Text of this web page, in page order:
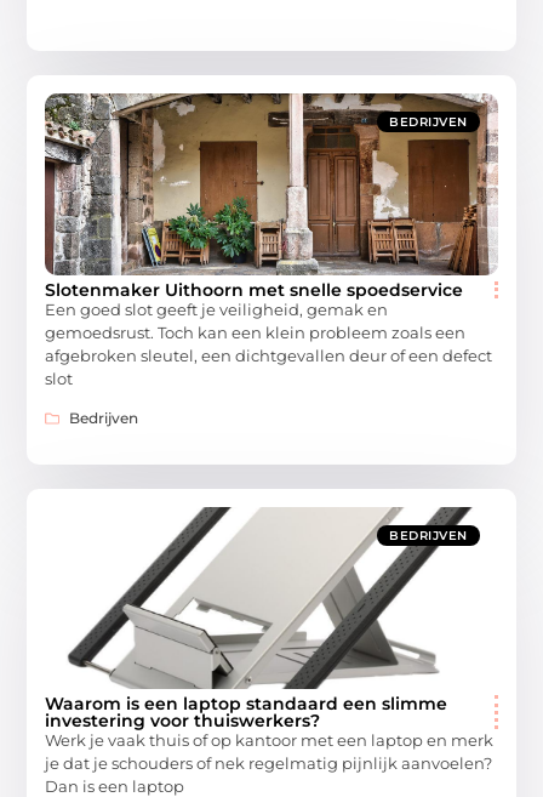
BEDRIJVEN
Slotenmaker Uithoorn met snelle spoedservice
Een goed slot geeft je veiligheid, gemak en
gemoedsrust. Toch kan een klein probleem zoals een
afgebroken sleutel, een dichtgevallen deur of een defect
slot
Bedrijven
BEDRIJVEN
Waarom is een laptop standaard een slimme
investering voor thuiswerkers?
Werk je vaak thuis of op kantoor met een laptop en merk
je dat je schouders of nek regelmatig pijnlijk aanvoelen?
Dan is een laptop